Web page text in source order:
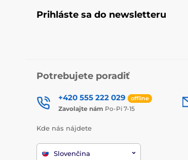
Prihláste sa do newsletteru
Potrebujete poradiť
+420 555 222 029 offline
Zavolajte nám Po-Pi 7-15
Kde nás nájdete
Slovenčina